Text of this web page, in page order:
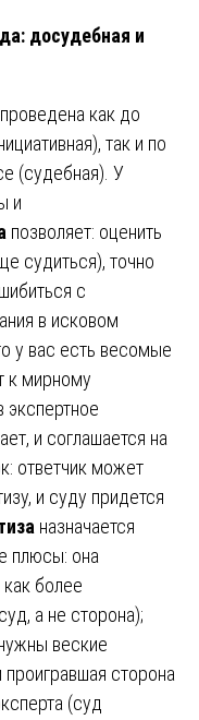
досудебная и
как до
так и по
(судебная). У
и
позволяет: оценить
судиться), точно
с
в исковом
у вас есть весомые
к мирному
экспертное
и соглашается на
ответчик может
и суду придется
назначается
плюсы: она
более
а не сторона);
веские
сторона
(суд